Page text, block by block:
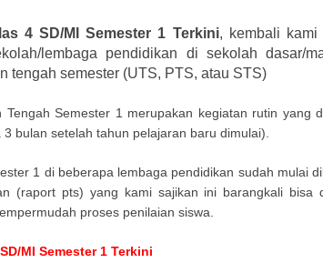
4 SD/MI Semester 1 Terkini, kembali kami
lembaga pendidikan di sekolah dasar/
tengah semester (UTS, PTS, atau STS)
Semester 1 merupakan kegiatan rutin yang
bulan setelah tahun pelajaran baru dimulai).
1 di beberapa lembaga pendidikan sudah mulai
(raport pts) yang kami sajikan ini barangkali bisa
proses penilaian siswa.
MI Semester 1 Terkini